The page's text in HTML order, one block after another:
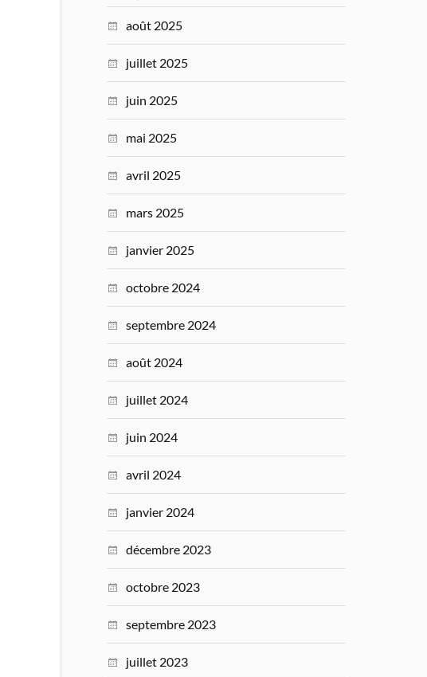
août 2025
juillet 2025
juin 2025
mai 2025
avril 2025
mars 2025
janvier 2025
octobre 2024
septembre 2024
août 2024
juillet 2024
juin 2024
avril 2024
janvier 2024
décembre 2023
octobre 2023
septembre 2023
juillet 2023